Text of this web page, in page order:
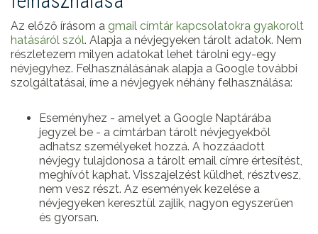
Az előző írásom a gmail címtár kapcsolatokra gyakorolt
hatásáról szól. Alapja a névjegyeken tárolt adatok. Nem
részletezem milyen adatokat lehet tárolni egy-egy
névjegyhez. Felhasználásának alapja a Google további
szolgáltatásai, íme a névjegyek néhány felhasználása:
Eseményhez - amelyet a Google Naptárába
jegyzel be - a címtárban tárolt névjegyekből
adhatsz személyeket hozzá. A hozzáadott
névjegy tulajdonosa a tárolt email címre értesítést,
meghívót kaphat. Visszajelzést küldhet, résztvesz,
nem vesz részt. Az események kezelése a
névjegyeken keresztül zajlik, nagyon egyszerűen
és gyorsan.